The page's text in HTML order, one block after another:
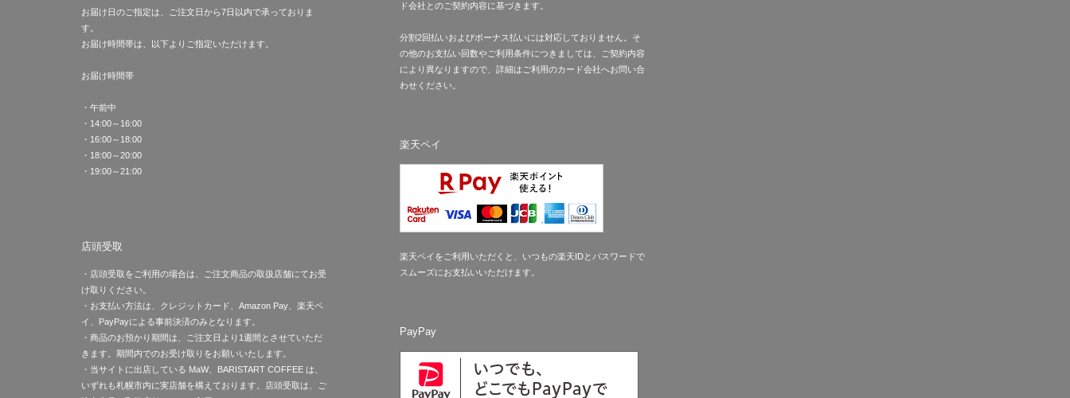
お届け日のご指定は、ご注文日から7日以内で承っておりま
す。
お届け時間帯は、以下よりご指定いただけます。
お届け時間帯
・午前中
・14:00～16:00
・16:00～18:00
・18:00～20:00
・19:00～21:00
店頭受取
・店頭受取をご利用の場合は、ご注文商品の取扱店舗にてお受
け取りください。
・お支払い方法は、クレジットカード、Amazon Pay、楽天ペ
イ、PayPayによる事前決済のみとなります。
・商品のお預かり期間は、ご注文日より1週間とさせていただ
きます。期間内でのお受け取りをお願いいたします。
・当サイトに出店している MaW、BARISTART COFFEE は、
いずれも札幌市内に実店舗を構えております。店頭受取は、ご
ド会社とのご契約内容に基づきます。
分割2回払いおよびボーナス払いには対応しておりません。そ
の他のお支払い回数やご利用条件につきましては、ご契約内容
により異なりますので、詳細はご利用のカード会社へお問い合
わせください。
楽天ペイ
楽天ペイをご利用いただくと、いつもの楽天IDとパスワードで
スムーズにお支払いいただけます。
PayPay